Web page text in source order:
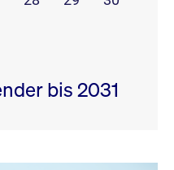
bis 2031